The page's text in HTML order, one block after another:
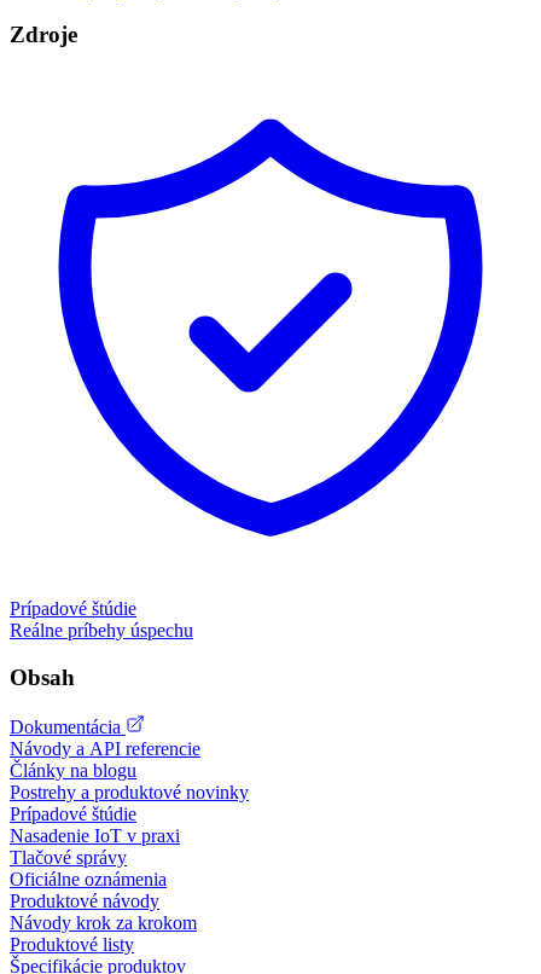
Zdroje
Prípadové štúdie
Reálne príbehy úspechu
Obsah
Dokumentácia
Návody a API referencie
Články na blogu
Postrehy a produktové novinky
Prípadové štúdie
Nasadenie IoT v praxi
Tlačové správy
Oficiálne oznámenia
Produktové návody
Návody krok za krokom
Produktové listy
Špecifikácie produktov